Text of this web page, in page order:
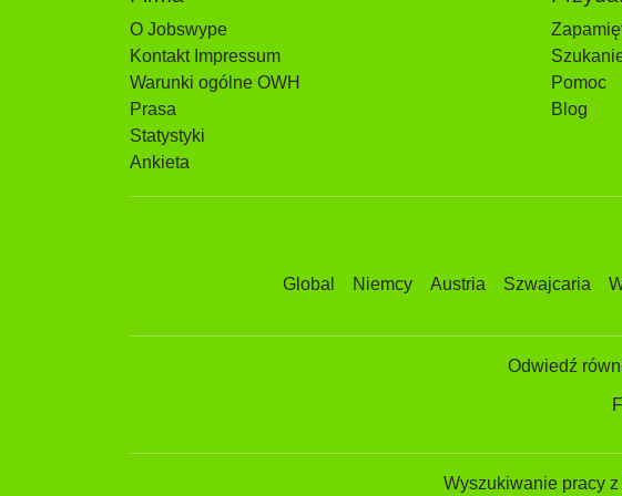
O Jobswype
Kontakt Impressum
Warunki ogólne OWH
Prasa
Statystyki
Ankieta
Pomoc
Blog
Global Niemcy Austria Szwajcaria
Odwiedź
Wyszukiwanie pracy